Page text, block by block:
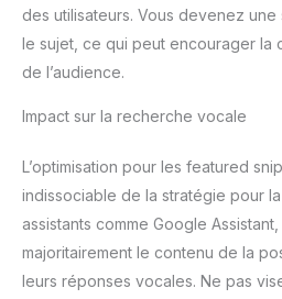
des utilisateurs. Vous devenez
le sujet, ce qui peut encourager la
de l’audience.
Impact sur la recherche vocale
L’optimisation pour les featured
indissociable de la stratégie pour
assistants comme Google
majoritairement le contenu de la
leurs réponses vocales. Ne pas